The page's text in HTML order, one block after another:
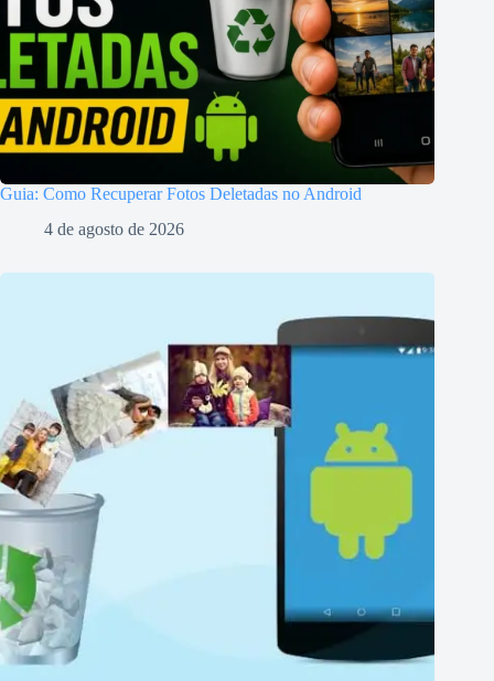
Guia: Como Recuperar Fotos Deletadas no Android
4 de agosto de 2026